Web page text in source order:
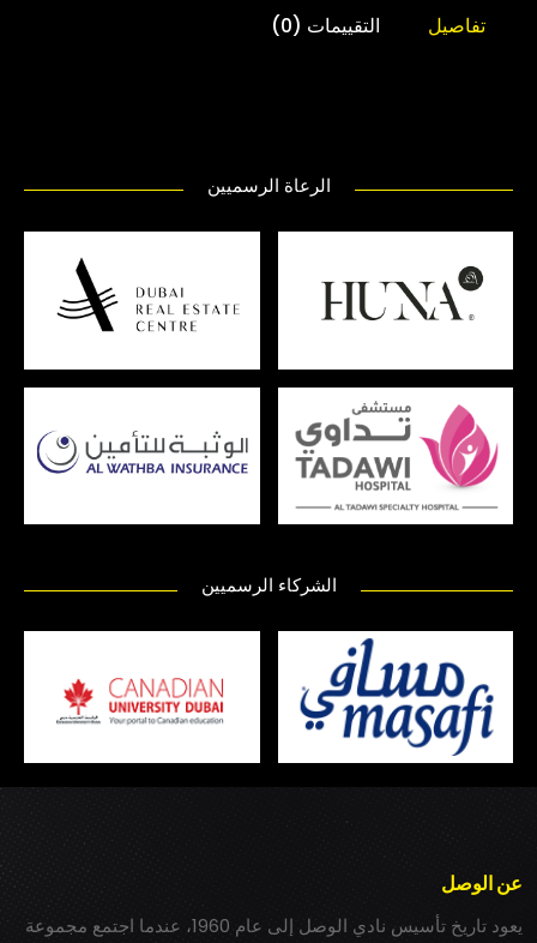
تفاصيل التقييمات (0)
الرعاة الرسميين
الشركاء الرسميين
عن الوصل
يعود تاريخ تأسيس نادي الوصل إلى عام 1960، عندما اجتمع مجموعة